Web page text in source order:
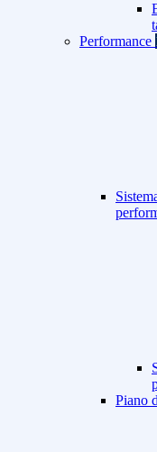
Performance
Piano